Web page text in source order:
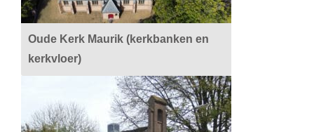
Oude Kerk Maurik (kerkbanken en
kerkvloer)